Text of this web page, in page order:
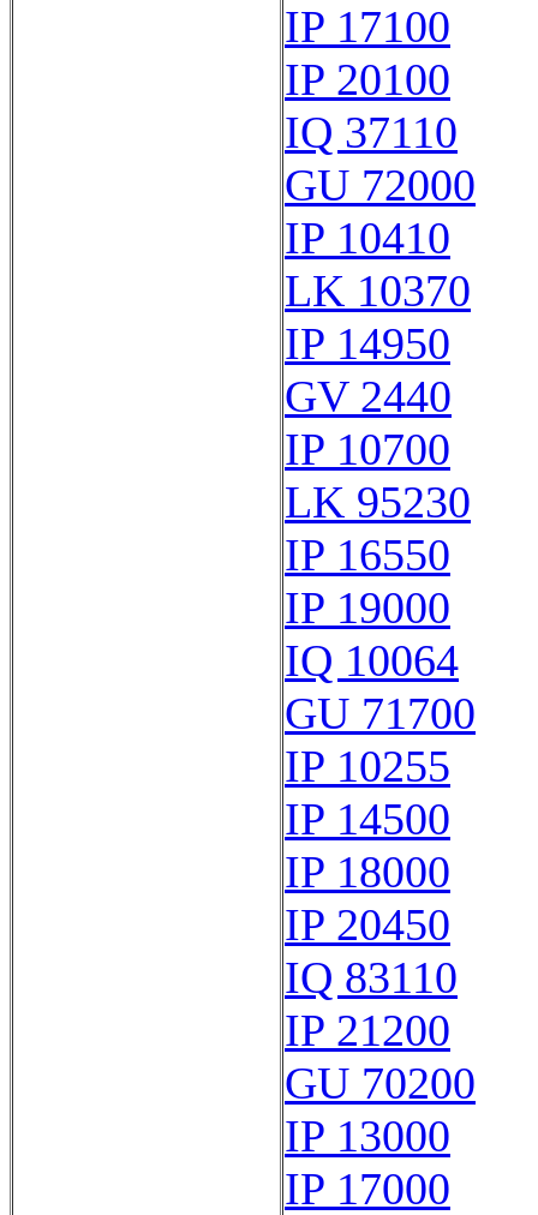
IP 17100
IP 20100
IQ 37110
GU 72000
IP 10410
LK 10370
IP 14950
GV 2440
IP 10700
LK 95230
IP 16550
IP 19000
IQ 10064
GU 71700
IP 10255
IP 14500
IP 18000
IP 20450
IQ 83110
IP 21200
GU 70200
IP 13000
IP 17000